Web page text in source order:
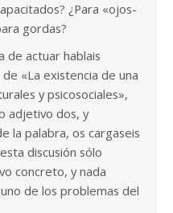
¿Para «ojos-
gordas?
de actuar hablais
«La existencia de una
y psicosociales»,
adjetivo dos, y
la palabra, os cargaseis
discusión sólo
concreto, y nada
de los problemas del